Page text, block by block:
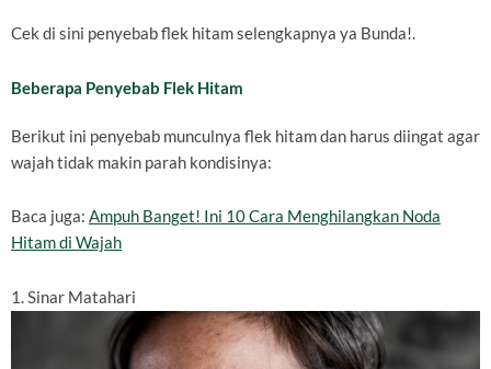
Cek di sini penyebab flek hitam selengkapnya ya Bunda!.
Beberapa Penyebab Flek Hitam
Berikut ini penyebab munculnya flek hitam dan harus diingat agar
wajah tidak makin parah kondisinya:
Baca juga: Ampuh Banget! Ini 10 Cara Menghilangkan Noda
Hitam di Wajah
1. Sinar Matahari